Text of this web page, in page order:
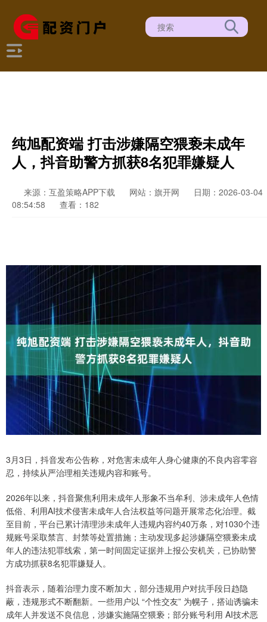
纯旭配资端 打击涉嫌隔空猥亵未成年
人，抖音助警方抓获8名犯罪嫌疑人
来源：互盈策略APP下载 网站：旗开网
日期：2026-03-04
08:54:58
查看：182
3月3日，抖音发布公告称，对危害未成年人身心健康的不良内容零容
忍，持续从严治理相关违规内容和账号。
2026年以来，抖音聚焦利用未成年人形象不当牟利、涉未成年人色情
低俗、利用AI技术侵害未成年人合法权益等问题开展常态化治理。截
至目前，平台已累计清理涉未成年人违规内容约40万条，对1030个违
规账号采取禁言、封禁等处置措施；主动发现多起涉嫌隔空猥亵未成
年人的违法犯罪线索，第一时间固定证据并上报公安机关，已协助警
方成功抓获8名犯罪嫌疑人。
抖音表示，随着治理力度不断加大，部分违规用户对抗手段日趋隐
蔽，违规形式不断翻新。一些用户以 “个性交友” 为幌子，搭讪诱骗未
成年人并发送不良信息，涉嫌实施隔空猥亵；部分账号利用 AI技术恶